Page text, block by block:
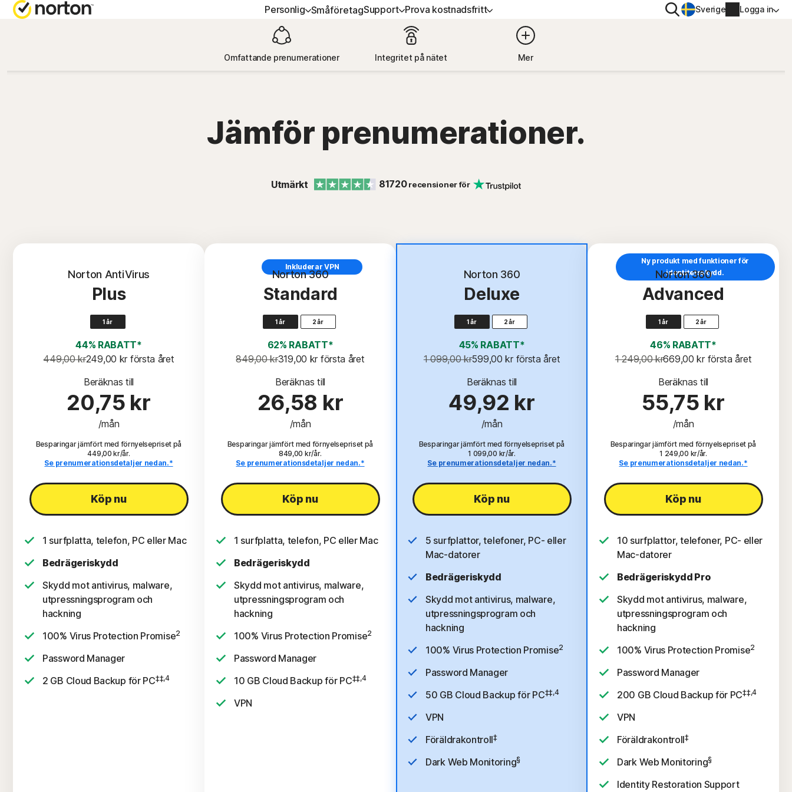
Personlig
ALLT-I-ETT-
PRENUMERATIONER
Norton 360 Premium
Norton 360 Deluxe
Norton 360 Standard
SÄKERHET FÖR DIGITALA
ENHETER
Norton Mobile Security för
Android™
SmåföretagSupport
LÄR DIG
Prova kostnadsfritt
PROVA KOSTNADSFRITT
Sök Sverige Logga in
Omfattande prenumerationer Integritet på nätet Mer
Jämför prenumerationer.
Utmärkt 81720recensioner för
Norton AntiVirus
Plus
1 år
44% RABATT*
449,00 kr249,00 kr första året
Beräknas till
20,75 kr
/mån
Besparingar jämfört med förnyelsepriset på
449,00 kr/år.
Se prenumerationsdetaljer nedan.*
Köp nu
1 surfplatta, telefon, PC eller Mac
Bedrägeriskydd
Skydd mot antivirus, malware,
utpressningsprogram och
hackning
100% Virus Protection Promise2
Password Manager
2 GB Cloud Backup för PC‡‡,4
Inkluderar VPN
Norton 360
Standard
1 år 2 år
62% RABATT*
849,00 kr319,00 kr första året
Beräknas till
26,58 kr
/mån
Besparingar jämfört med förnyelsepriset på
849,00 kr/år.
Se prenumerationsdetaljer nedan.*
Köp nu
1 surfplatta, telefon, PC eller Mac
Bedrägeriskydd
Skydd mot antivirus, malware,
utpressningsprogram och
hackning
100% Virus Protection Promise2
Password Manager
10 GB Cloud Backup för PC‡‡,4
VPN
Inkluderar VPN
Norton 360
Deluxe
1 år 2 år
45% RABATT*
1 099,00 kr599,00 kr första året
Beräknas till
49,92 kr
/mån
Besparingar jämfört med förnyelsepriset på
1 099,00 kr/år.
Se prenumerationsdetaljer nedan.*
Köp nu
5 surfplattor, telefoner, PC- eller
Mac-datorer
Bedrägeriskydd
Skydd mot antivirus, malware,
utpressningsprogram och
hackning
100% Virus Protection Promise2
Password Manager
50 GB Cloud Backup för PC‡‡,4
VPN
Föräldrakontroll‡
Dark Web Monitoring§
Ny produkt med funktioner för
identitetsskydd.
Norton 360
Advanced
1 år 2 år
46% RABATT*
1 249,00 kr669,00 kr första året
Beräknas till
55,75 kr
/mån
Besparingar jämfört med förnyelsepriset på
1 249,00 kr/år.
Se prenumerationsdetaljer nedan.*
Köp nu
10 surfplattor, telefoner, PC- eller
Mac-datorer
Bedrägeriskydd Pro
Skydd mot antivirus, malware,
utpressningsprogram och
hackning
100% Virus Protection Promise2
Password Manager
200 GB Cloud Backup för PC‡‡,4
VPN
Föräldrakontroll‡
Dark Web Monitoring§
Identity Restoration Support